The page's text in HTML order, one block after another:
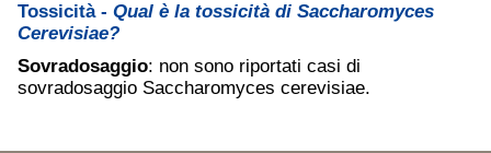
Tossicità - Qual è la tossicità di Saccharomyces
Cerevisiae?
Sovradosaggio: non sono riportati casi di
sovradosaggio Saccharomyces cerevisiae.